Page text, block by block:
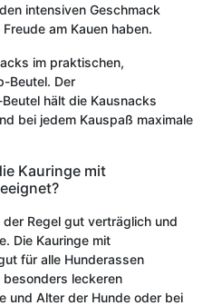
intensiven Geschmack
am Kauen haben.
im praktischen,
Beutel. Der
hält die Kausnacks
bei jedem Kauspaß maximale
Kauringe mit
Regel gut verträglich und
Die Kauringe mit
für alle Hunderassen
leckeren
und Alter der Hunde oder bei